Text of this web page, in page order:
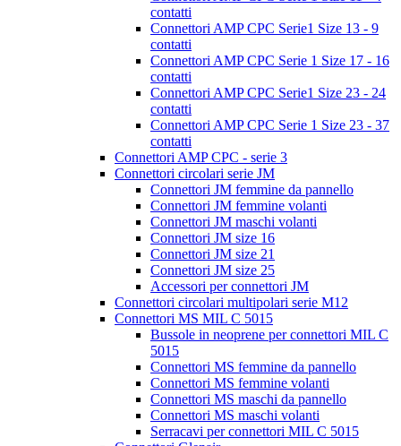
contatti
Connettori AMP CPC Serie1 Size 13 - 9
contatti
Connettori AMP CPC Serie 1 Size 17 - 16
contatti
Connettori AMP CPC Serie1 Size 23 - 24
contatti
Connettori AMP CPC Serie 1 Size 23 - 37
contatti
Connettori AMP CPC - serie 3
Connettori circolari serie JM
Connettori JM femmine da pannello
Connettori JM femmine volanti
Connettori JM maschi volanti
Connettori JM size 16
Connettori JM size 21
Connettori JM size 25
Accessori per connettori JM
Connettori circolari multipolari serie M12
Connettori MS MIL C 5015
Bussole in neoprene per connettori MIL C
5015
Connettori MS femmine da pannello
Connettori MS femmine volanti
Connettori MS maschi da pannello
Connettori MS maschi volanti
Serracavi per connettori MIL C 5015